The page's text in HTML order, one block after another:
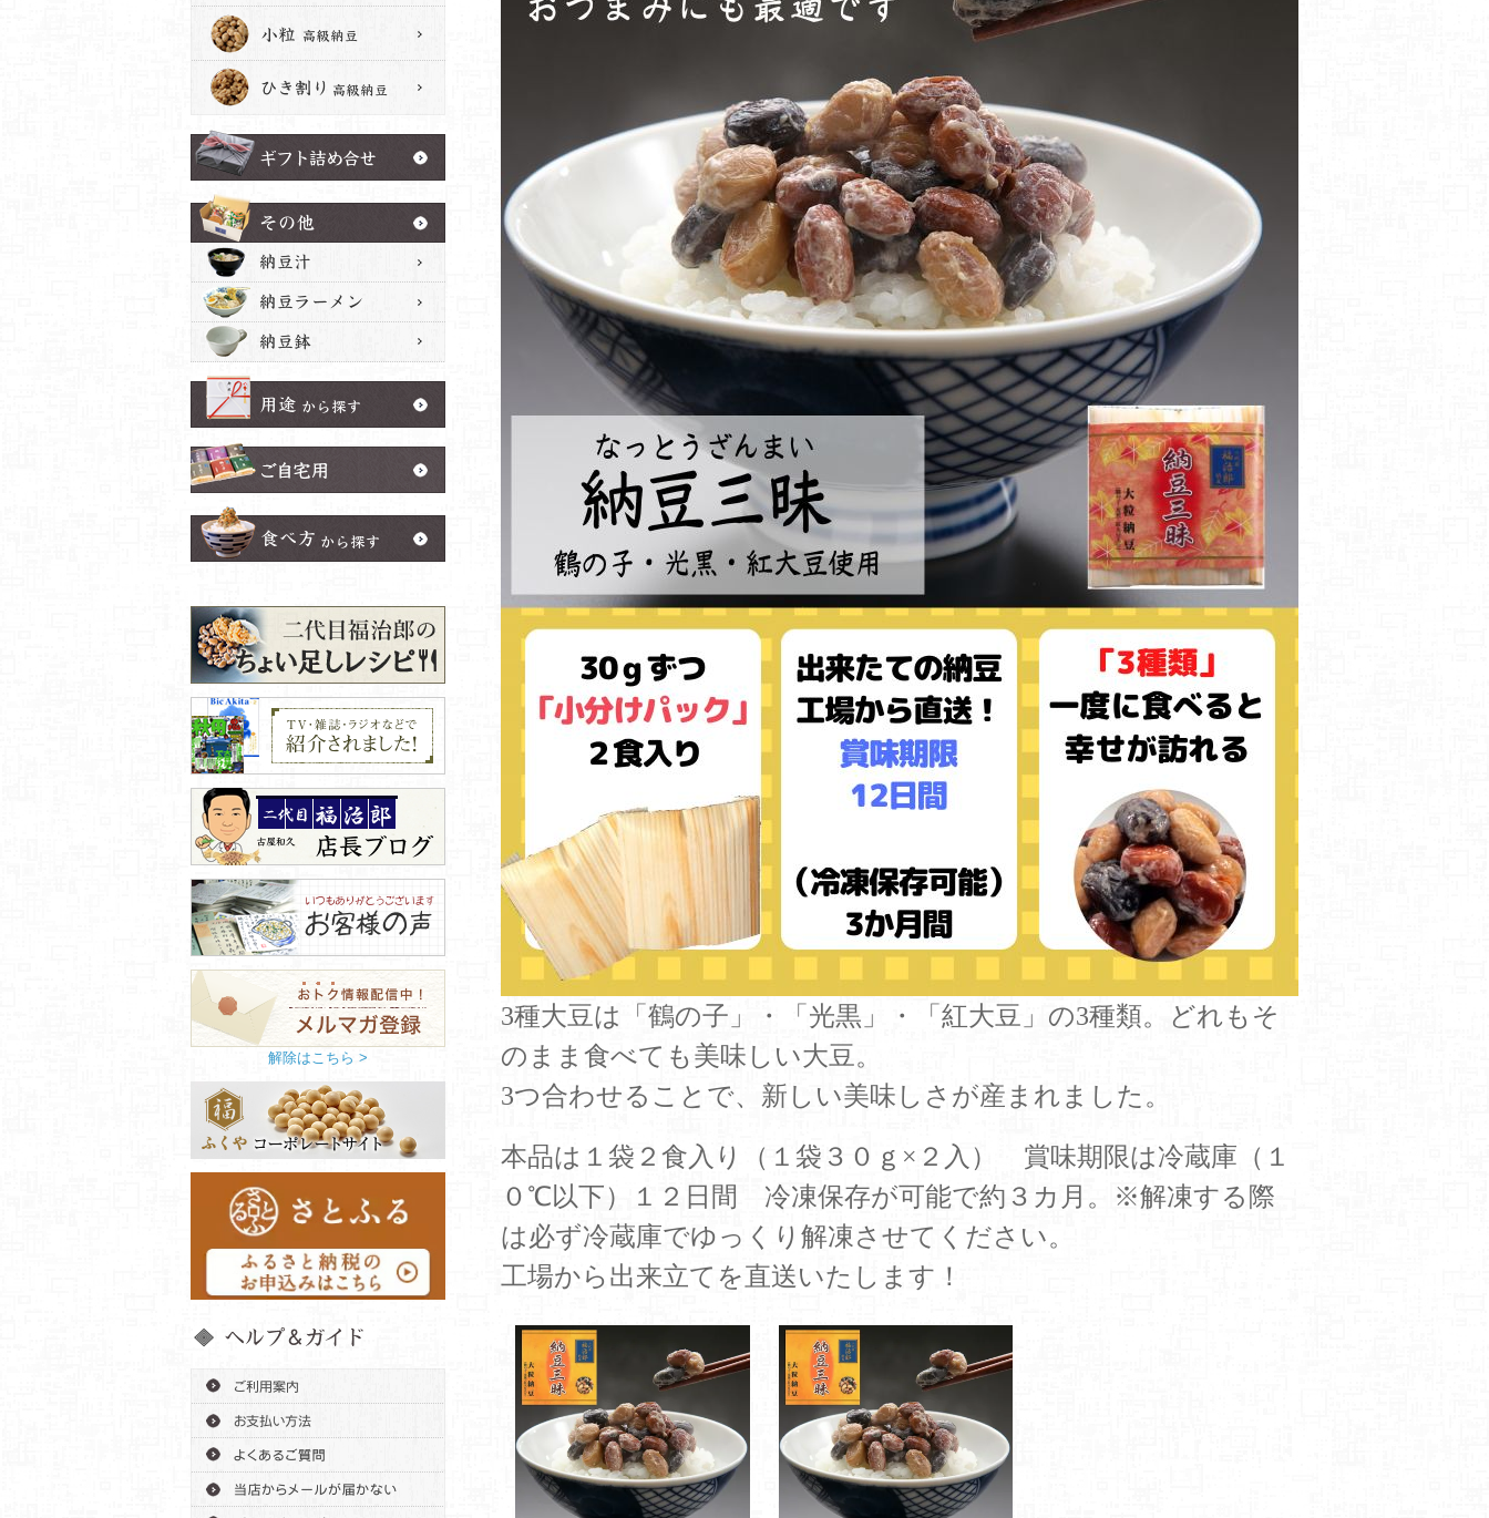
解除はこちら >
3種大豆は「鶴の子」・「光黒」・「紅大豆」の3種類。どれもそ
のまま食べても美味しい大豆。
3つ合わせることで、新しい美味しさが産まれました。
本品は１袋２食入り（１袋３０ｇ×２入） 賞味期限は冷蔵庫（１
０℃以下）１２日間 冷凍保存が可能で約３カ月。※解凍する際
は必ず冷蔵庫でゆっくり解凍させてください。
工場から出来立てを直送いたします！